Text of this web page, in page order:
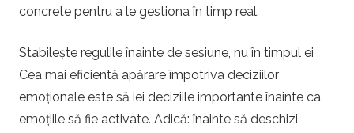
concrete pentru a le gestiona în timp real.
Stabilește regulile înainte de sesiune, nu în timpul ei
Cea mai eficientă apărare împotriva deciziilor
emoționale este să iei deciziile importante înainte ca
emoțiile să fie activate. Adică: înainte să deschizi